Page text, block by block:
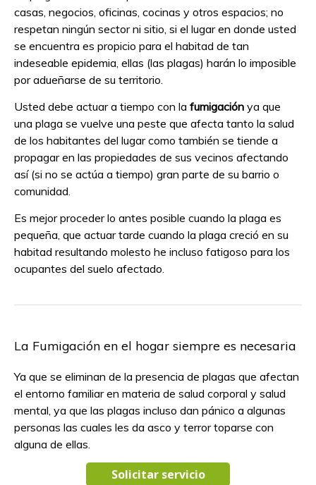
casas, negocios, oficinas, cocinas y otros espacios; no
respetan ningún sector ni sitio, si el lugar en donde usted
se encuentra es propicio para el habitad de tan
indeseable epidemia, ellas (las plagas) harán lo imposible
por adueñarse de su territorio.
Usted debe actuar a tiempo con lafumigación ya que
una plaga se vuelve una peste que afecta tanto la salud
de los habitantes del lugar como también se tiende a
propagar en las propiedades de sus vecinos afectando
así (si no se actúa a tiempo) gran parte de su barrio o
comunidad.
Es mejor proceder lo antes posible cuando la plaga es
pequeña, que actuar tarde cuando la plaga creció en su
habitad resultando molesto he incluso fatigoso para los
ocupantes del suelo afectado.
La Fumigación en el hogar siempre es necesaria
Ya que se eliminan de la presencia de plagas que afectan
el entorno familiar en materia de salud corporal y salud
mental, ya que las plagas incluso dan pánico a algunas
personas las cuales les da asco y terror toparse con
alguna de ellas.
Solicitar servicio